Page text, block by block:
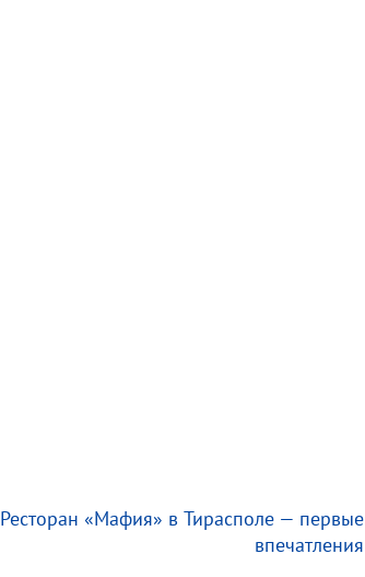
Ресторан «Мафия» в Тирасполе — первые
впечатления